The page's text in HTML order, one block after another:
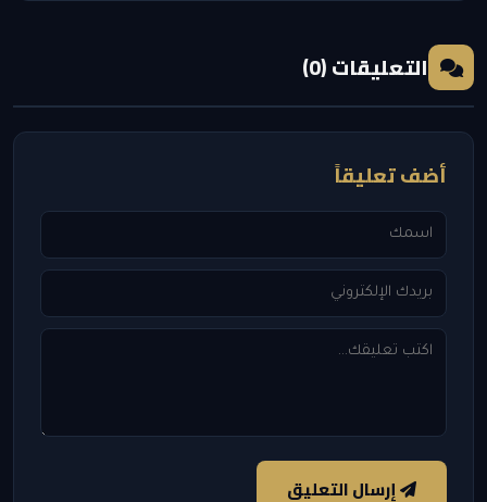
التعليقات (0)
أضف تعليقاً
إرسال التعليق